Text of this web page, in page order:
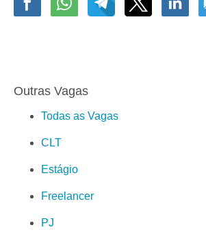
Outras Vagas
Todas as Vagas
CLT
Estágio
Freelancer
PJ